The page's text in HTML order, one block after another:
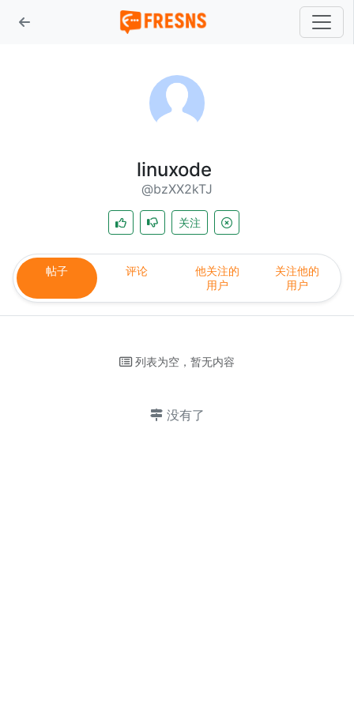
linuxode
@bzXX2kTJ
关注
帖子 评论
他关注的
用户
关注他的
用户
列表为空，暂无内容
没有了